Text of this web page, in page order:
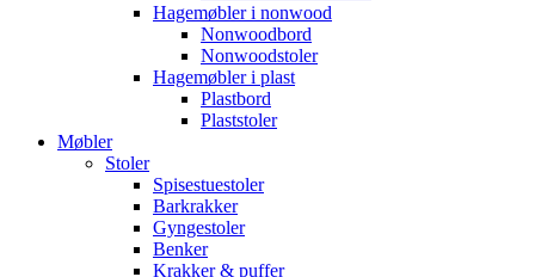
Hagemøbler i nonwood
Nonwoodbord
Nonwoodstoler
Hagemøbler i plast
Plastbord
Plaststoler
Møbler
Stoler
Spisestuestoler
Barkrakker
Gyngestoler
Benker
Krakker & puffer